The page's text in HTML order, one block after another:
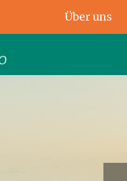
Über uns